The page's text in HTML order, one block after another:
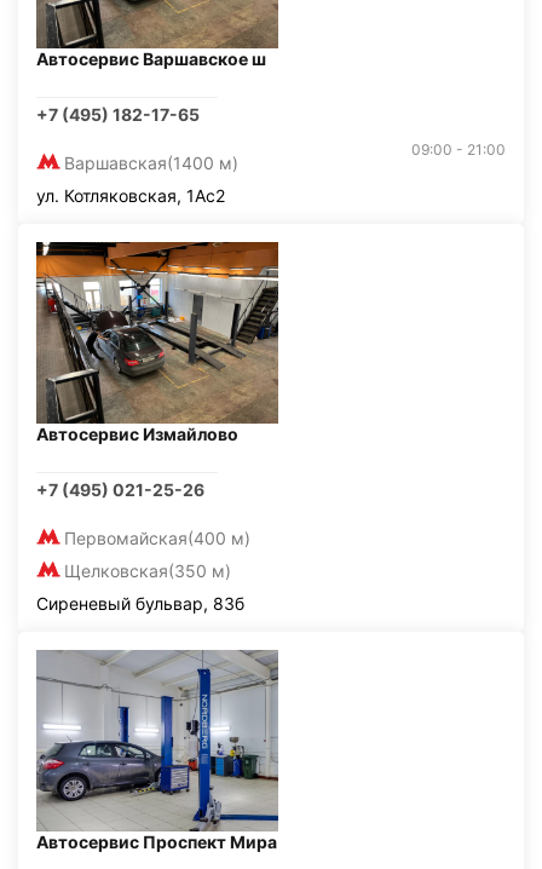
Автосервис Варшавское ш
+7 (495) 182-17-65
Варшавская(1400 м)
09:00 - 21:00
ул. Котляковская, 1Ас2
Автосервис Измайлово
+7 (495) 021-25-26
Первомайская(400 м)
Щелковская(350 м)
Сиреневый бульвар, 83б
Автосервис Проспект Мира